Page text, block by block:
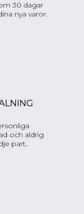
30 dagar
nya varor.
och aldrig
part..